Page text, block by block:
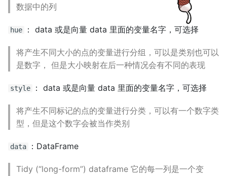
数据中的列
hue ： data 或是向量 data 里面的变量名字，可选择
将产生不同大小的点的变量进行分组，可以是类别也可以
是数字， 但是大小映射在后一种情况会有不同的表现
style ： data 或是向量 data 里面的变量名字，可选择
将产生不同标记的点的变量进行分类，可以有一个数字类
型，但是这个数字会被当作类别
data ：DataFrame
Tidy (“long-form”) dataframe 它的每一列是一个变